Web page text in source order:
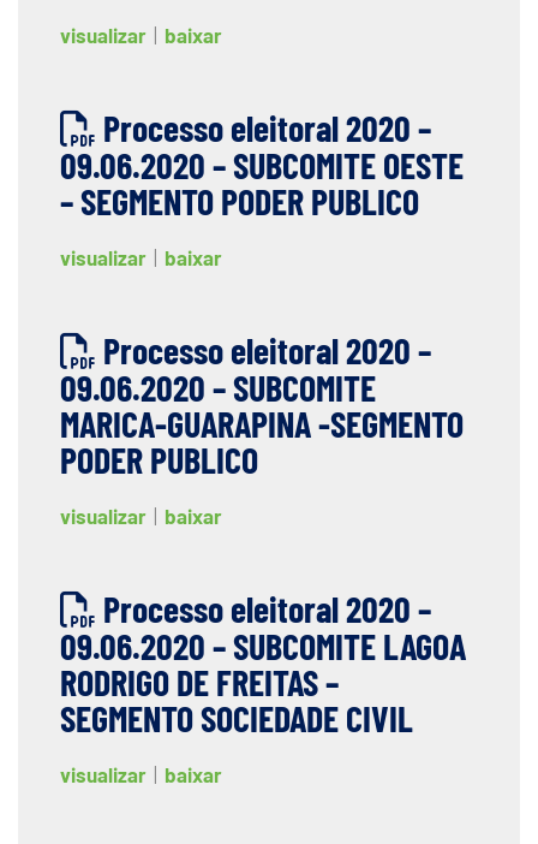
visualizar baixar
Processo eleitoral 2020 –
09.06.2020 – SUBCOMITE OESTE
– SEGMENTO PODER PUBLICO
visualizar baixar
Processo eleitoral 2020 –
09.06.2020 – SUBCOMITE
MARICA-GUARAPINA -SEGMENTO
PODER PUBLICO
visualizar baixar
Processo eleitoral 2020 –
09.06.2020 – SUBCOMITE LAGOA
RODRIGO DE FREITAS –
SEGMENTO SOCIEDADE CIVIL
visualizar baixar